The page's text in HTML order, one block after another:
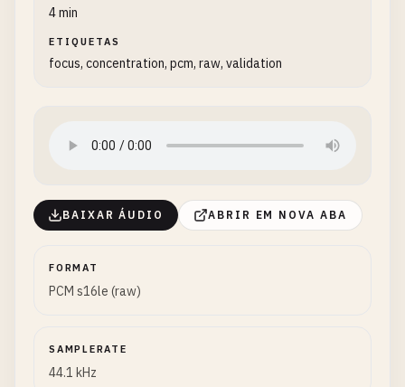
4 min
ETIQUETAS
focus, concentration, pcm, raw, validation
BAIXAR ÁUDIO ABRIR EM NOVA ABA
FORMAT
PCM s16le (raw)
SAMPLERATE
44.1 kHz